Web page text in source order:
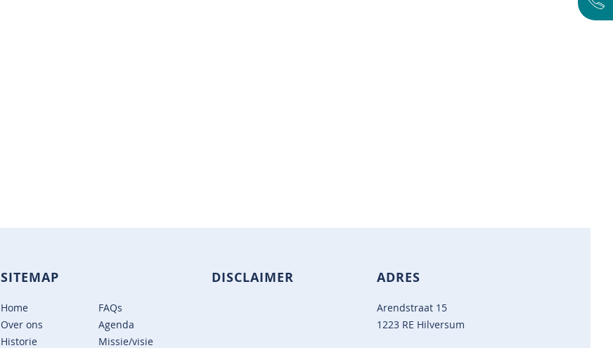
SITEMAP
Home
Over ons
Historie
FAQs
Agenda
Missie/visie
DISCLAIMER ADRES
Arendstraat 15
1223 RE Hilversum